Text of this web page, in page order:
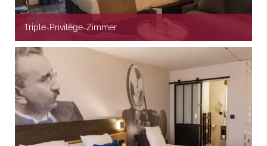
Triple-Privilège-Zimmer